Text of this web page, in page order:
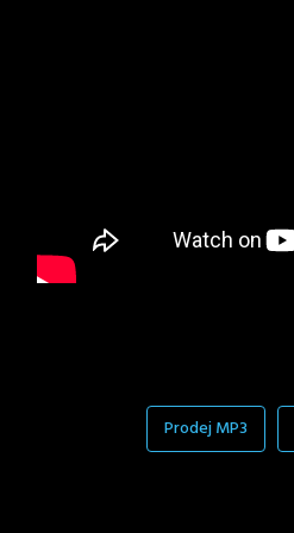
Prodej MP3